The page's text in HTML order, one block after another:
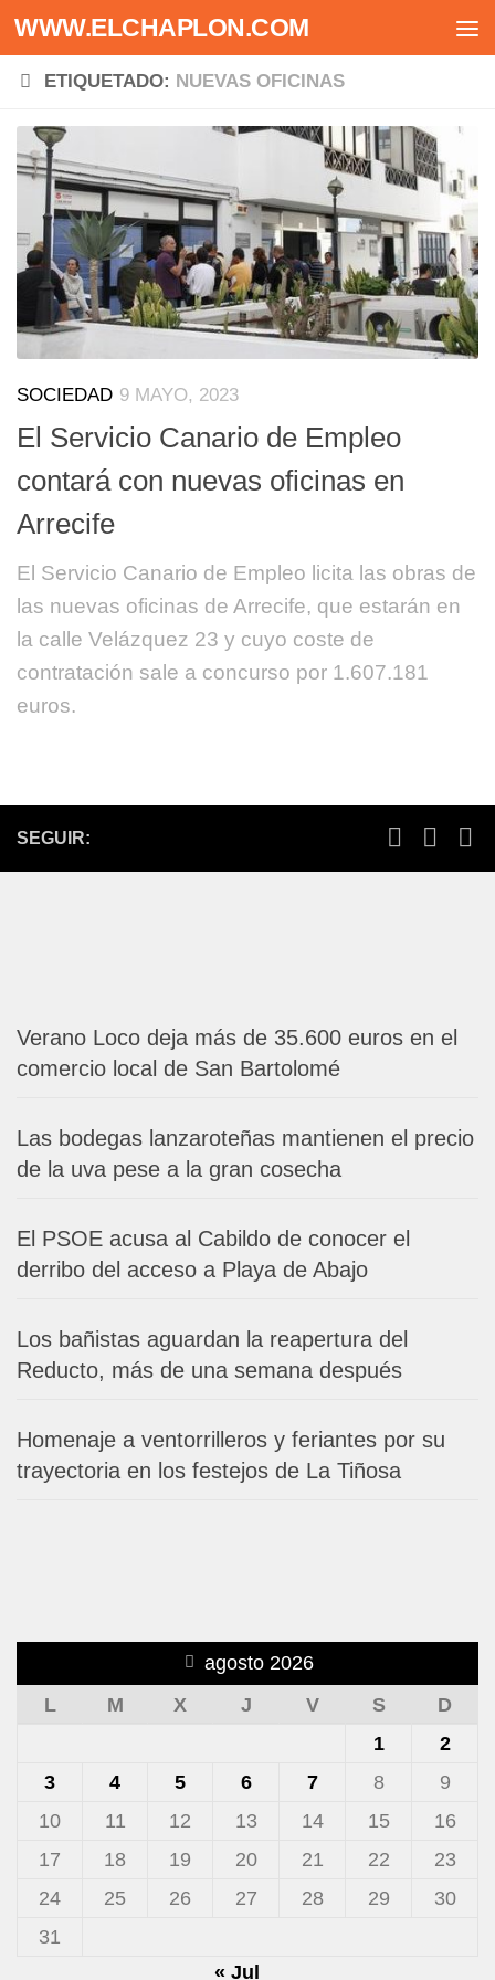
Saltar al contenido
WWW.ELCHAPLON.COM
ETIQUETADO: NUEVAS OFICINAS
SOCIEDAD 9 MAYO, 2023
El Servicio Canario de Empleo
contará con nuevas oficinas en
Arrecife
El Servicio Canario de Empleo licita las obras de
las nuevas oficinas de Arrecife, que estarán en
la calle Velázquez 23 y cuyo coste de
contratación sale a concurso por 1.607.181
euros.
SEGUIR:
Verano Loco deja más de 35.600 euros en el
comercio local de San Bartolomé
Las bodegas lanzaroteñas mantienen el precio
de la uva pese a la gran cosecha
El PSOE acusa al Cabildo de conocer el
derribo del acceso a Playa de Abajo
Los bañistas aguardan la reapertura del
Reducto, más de una semana después
Homenaje a ventorrilleros y feriantes por su
trayectoria en los festejos de La Tiñosa
agosto 2026
L
M X J V S
D
1
2
3
4 5 6 7 8
9
10
11 12 13 14 15
16
17
18 19 20 21 22
23
24
25 26 27 28 29
30
31
« Jul